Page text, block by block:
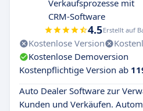
Verkaufsprozesse mit
CRM-Software
4.5Erstellt auf
Kostenlose Version
Kostenlose Demoversion
Kostenpflichtige Version ab
Auto Dealer Software zur
Kunden und Verkäufen.